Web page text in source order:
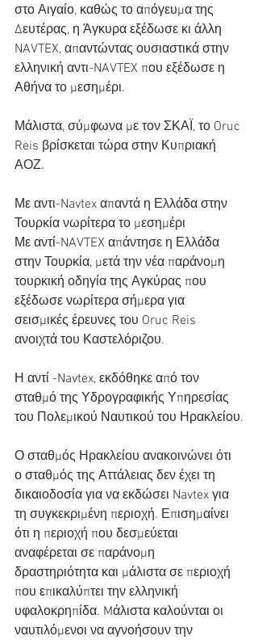
στο Αιγαίο, καθώς το απόγευμα της
Δευτέρας, η Άγκυρα εξέδωσε κι άλλη
NAVTEX, απαντώντας ουσιαστικά στην
ελληνική αντι-NAVTEX που εξέδωσε η
Αθήνα το μεσημέρι.
Μάλιστα, σύμφωνα με τον ΣΚΑΪ, το Oruc
Reis βρίσκεται τώρα στην Κυπριακή
ΑΟΖ.
Με αντι-Navtex απαντά η Ελλάδα στην
Τουρκία νωρίτερα το μεσημέρι
Με αντί-NAVTEX απάντησε η Ελλάδα
στην Τουρκία, μετά την νέα παράνομη
τουρκική οδηγία της Αγκύρας που
εξέδωσε νωρίτερα σήμερα για
σεισμικές έρευνες του Oruc Reis
ανοιχτά του Καστελόριζου.
Η αντί -Navtex, εκδόθηκε από τον
σταθμό της Υδρογραφικής Υπηρεσίας
του Πολεμικού Ναυτικού του Ηρακλείου.
Ο σταθμός Ηρακλείου ανακοινώνει ότι
ο σταθμός της Αττάλειας δεν έχει τη
δικαιοδοσία για να εκδώσει Navtex για
τη συγκεκριμένη περιοχή. Επισημαίνει
ότι η περιοχή που δεσμεύεται
αναφέρεται σε παράνομη
δραστηριότητα και μάλιστα σε περιοχή
που επικαλύπτει την ελληνική
υφαλοκρηπίδα. Mάλιστα καλούνται οι
ναυτιλόμενοι να αγνοήσουν την